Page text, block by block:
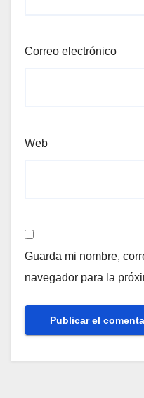
Correo electrónico
Web
Guarda mi nombre,
navegador para la